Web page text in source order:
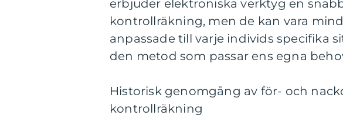
erbjuder elektroniska verktyg en
kontrollräkning, men de kan vara
anpassade till varje individs specifika
den metod som passar ens egna
Historisk genomgång av för- och
kontrollräkning